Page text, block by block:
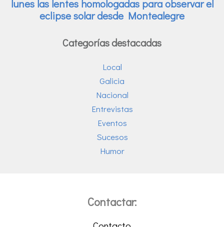
Categorías destacadas
Local
Galicia
Nacional
Entrevistas
Eventos
Sucesos
Humor
Contactar: